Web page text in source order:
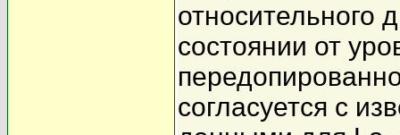
относительного
состоянии от
согласуется с